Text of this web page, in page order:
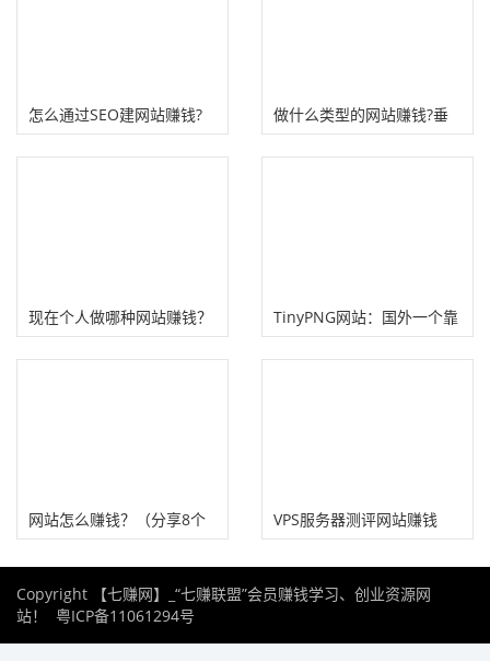
怎么通过SEO建网站赚钱?
做什么类型的网站赚钱?垂
直细分高价值！
现在个人做哪种网站赚钱？
（做好这6种网站躺赚不
TinyPNG网站：国外一个靠
压缩图片赚钱的网站
网站怎么赚钱？（分享8个
VPS服务器测评网站赚钱
利几十万
Copyright 【七赚网】_“七赚联盟”会员赚钱学习、创业资源网
站！ 粤ICP备11061294号